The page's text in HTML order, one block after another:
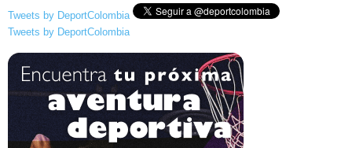
Tweets by DeportColombia
Tweets by DeportColombia